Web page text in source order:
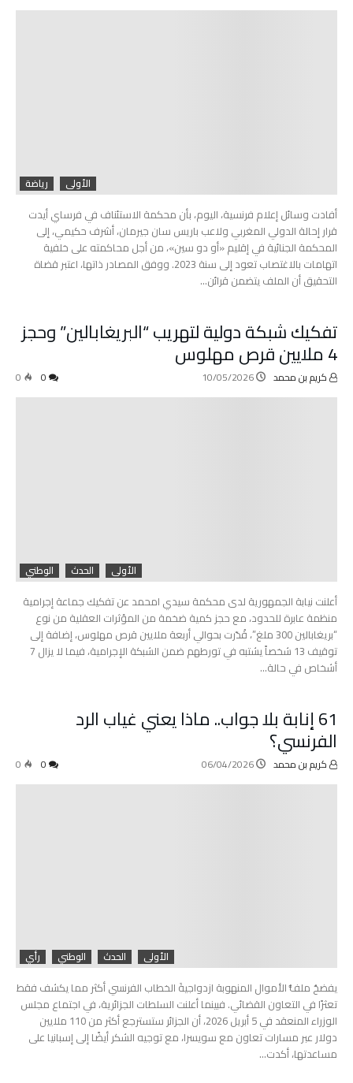
الأولى رياضة
أفادت وسائل إعلام فرنسية، اليوم، بأن محكمة الاستئناف في فرساي أيدت
قرار إحالة الدولي المغربي ولاعب باريس سان جيرمان، أشرف حكيمي، إلى
المحكمة الجنائية في إقليم «أو دو سين»، من أجل محاكمته على خلفية
اتهامات بالاغتصاب تعود إلى سنة 2023. ووفق المصادر ذاتها، اعتبر قضاة
التحقيق أن الملف يتضمن قرائن…
تفكيك شبكة دولية لتهريب “البريغابالين” وحجز
4 ملايين قرص مهلوس
كريم بن محمد 10/05/2026
0
الأولى الحدث الوطني
أعلنت نيابة الجمهورية لدى محكمة سيدي امحمد عن تفكيك جماعة إجرامية
منظمة عابرة للحدود، مع حجز كمية ضخمة من المؤثرات العقلية من نوع
“بريغابالين 300 ملغ”، قُدّرت بحوالي أربعة ملايين قرص مهلوس، إضافة إلى
توقيف 13 شخصاً يشتبه في تورطهم ضمن الشبكة الإجرامية، فيما لا يزال 7
أشخاص في حالة…
61 إنابة بلا جواب.. ماذا يعني غياب الرد
الفرنسي؟
كريم بن محمد 06/04/2026
0
الأولى الحدث الوطني رأي
يفضحُ ملفُّ الأموال المنهوبة ازدواجيةَ الخطاب الفرنسي أكثر مما يكشف فقط
تعثرًا في التعاون القضائي. فبينما أعلنت السلطات الجزائرية، في اجتماع مجلس
الوزراء المنعقد في 5 أبريل 2026، أن الجزائر ستسترجع أكثر من 110 ملايين
دولار عبر مسارات تعاون مع سويسرا، مع توجيه الشكر أيضًا إلى إسبانيا على
مساعدتها، أكدت…